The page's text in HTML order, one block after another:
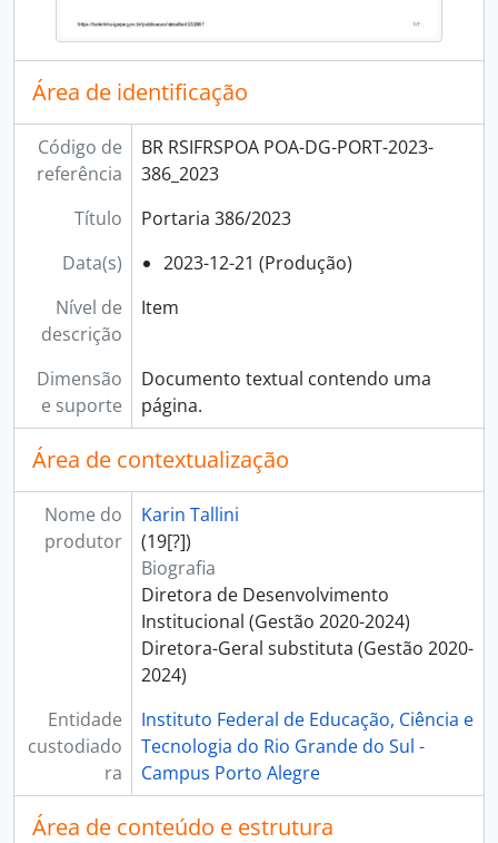
Área de identificação
Código de
referência
BR RSIFRSPOA POA-DG-PORT-2023-
386_2023
Título
Portaria 386/2023
Data(s)
2023-12-21 (Produção)
Nível de
descrição
Item
Dimensão
e suporte
Documento textual contendo uma
página.
Área de contextualização
Nome do
produtor
Karin Tallini
(19[?])
Biografia
Diretora de Desenvolvimento
Institucional (Gestão 2020-2024)
Diretora-Geral substituta (Gestão 2020-
2024)
Entidade
custodiado
ra
Instituto Federal de Educação, Ciência e
Tecnologia do Rio Grande do Sul -
Campus Porto Alegre
Área de conteúdo e estrutura